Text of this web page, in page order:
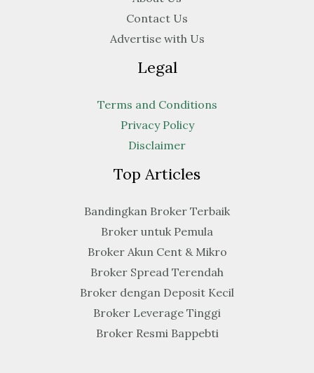
Contact Us
Advertise with Us
Legal
Terms and Conditions
Privacy Policy
Disclaimer
Top Articles
Bandingkan Broker Terbaik
Broker untuk Pemula
Broker Akun Cent & Mikro
Broker Spread Terendah
Broker dengan Deposit Kecil
Broker Leverage Tinggi
Broker Resmi Bappebti